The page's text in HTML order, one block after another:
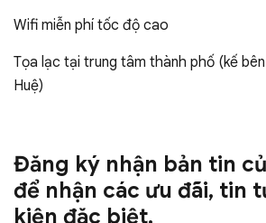
Wifi miễn phí tốc độ cao
Tọa lạc tại trung tâm thành phố (kế
Huệ)
Đăng ký nhận bản tin
để nhận các ưu đãi, tin
kiện đặc biệt.